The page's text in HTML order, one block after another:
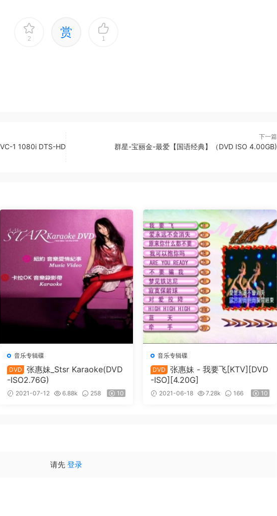
2 赏 1
1 1080i DTS-HD
下一篇
群星-宝丽金-最爱【国语经典】（DVD ISO 4.00GB)
音乐专辑碟
DVD
张惠妹_Stsr Karaoke(DVD
-ISO2.76G)
2021-07-12 6.88k 258 10
音乐专辑碟
DVD
张惠妹 - 我要飞[KTV][DVD
-ISO][4.20G]
2021-06-18 7.28k 166 10
请先 登录